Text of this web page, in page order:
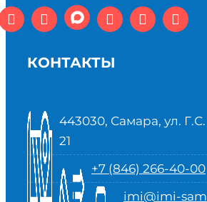
КОНТАКТЫ
443030, Самара, ул.
21
+7 (846) 266-40-00
imi@imi-